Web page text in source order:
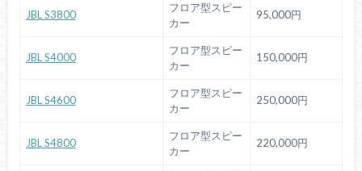
JBL S3800
フロア型スピー
カー
95,000円
JBL S4000
フロア型スピー
カー
150,000円
JBL S4600
フロア型スピー
カー
250,000円
JBL S4800
フロア型スピー
カー
220,000円